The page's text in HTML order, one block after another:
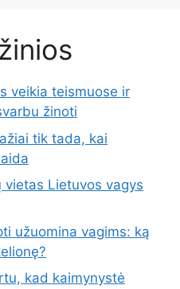
veikia teismuose ir
žinoti
tik tada, kai
Lietuvos vagys
užuomina vagims: ką
kad kaimynystė